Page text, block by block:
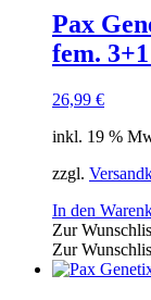
Pax
fem.
26,99 €
inkl. 19 %
zzgl.
In den
Zur
Zur